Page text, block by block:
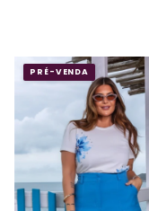
PRÉ-VENDA